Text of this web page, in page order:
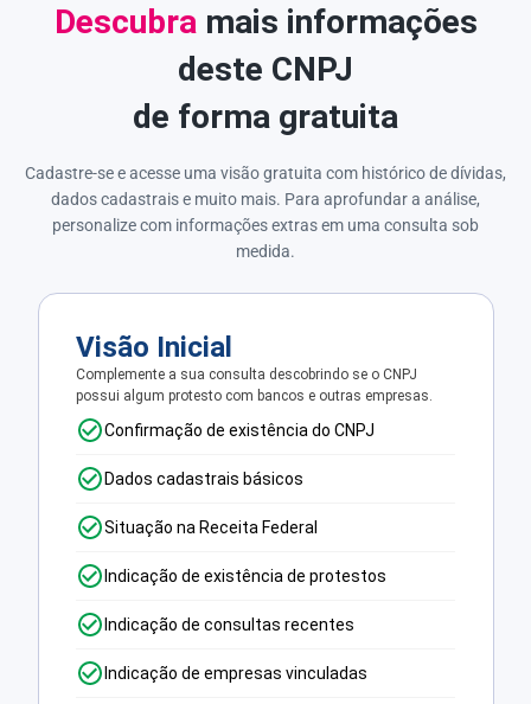
Descubra mais informações
deste CNPJ
de forma gratuita
Cadastre-se e acesse uma visão gratuita com histórico de dívidas,
dados cadastrais e muito mais. Para aprofundar a análise,
personalize com informações extras em uma consulta sob
medida.
Visão Inicial
Complemente a sua consulta descobrindo se o CNPJ
possui algum protesto com bancos e outras empresas.
Confirmação de existência do CNPJ
Dados cadastrais básicos
Situação na Receita Federal
Indicação de existência de protestos
Indicação de consultas recentes
Indicação de empresas vinculadas